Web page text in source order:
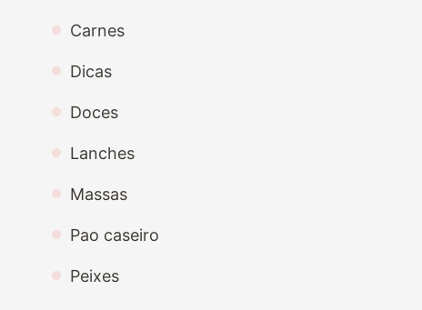
Carnes
Dicas
Doces
Lanches
Massas
Pao caseiro
Peixes